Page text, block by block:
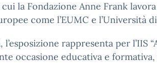
la Fondazione Anne Frank
come l’EUMC e l’Università
rappresenta per l’IIS
occasione educativa e